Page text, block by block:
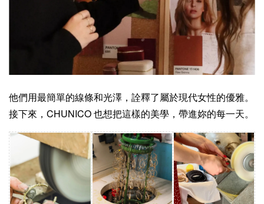
他們用最簡單的線條和光澤，詮釋了屬於現代女性的優雅。
接下來，CHUNICO 也想把這樣的美學，帶進妳的每一天。